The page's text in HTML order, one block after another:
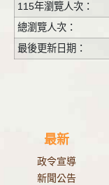
115年瀏覽人次：
總瀏覽人次：
最後更新日期：
最新
政令宣導
新聞公告